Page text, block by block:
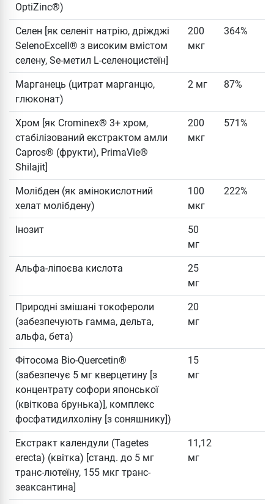
OptiZinc®)
Селен [як селеніт натрію, дріжджі
SelenoExcell® з високим вмістом
селену, Se-метил L-селеноцистеїн]
200
мкг
364%
Марганець (цитрат марганцю,
глюконат)
2 мг 87%
Хром [як Crominex® 3+ хром,
стабілізований екстрактом амли
Capros® (фрукти), PrimaVie®
Shilajit]
200
мкг
571%
Молібден (як амінокислотний
хелат молібдену)
100
мкг
222%
Інозит
50
мг
Альфа-ліпоєва кислота
25
мг
Природні змішані токофероли
(забезпечують гамма, дельта,
альфа, бета)
20
мг
Фітосома Bio-Quercetin®
(забезпечує 5 мг кверцетину [з
концентрату софори японської
(квіткова брунька)], комплекс
фосфатидилхоліну [з соняшнику])
15
мг
Екстракт календули (Tagetes
erecta) (квітка) [станд. до 5 мг
транс-лютеїну, 155 мкг транс-
зеаксантина]
11,12
мг